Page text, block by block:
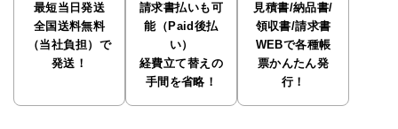
最短当日発送
全国送料無料
（当社負担）で
発送！
請求書払いも可
能（Paid後払
い）
経費立て替えの
手間を省略！
見積書/納品書/
領収書/請求書
WEBで各種帳
票かんたん発
行！